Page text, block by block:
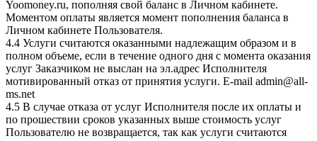
Yoomoney.ru, пополняя свой баланс в Личном кабинете.
Моментом оплаты является момент пополнения баланса в
Личном кабинете Пользователя.
4.4 Услуги считаются оказанными надлежащим образом и в
полном объеме, если в течение одного дня с момента оказания
услуг Заказчиком не выслан на эл.адрес Исполнителя
мотивированный отказ от принятия услуги. E-mail admin@all-
ms.net
4.5 В случае отказа от услуг Исполнителя после их оплаты и
по прошествии сроков указанных выше стоимость услуг
Пользователю не возвращается, так как услуги считаются